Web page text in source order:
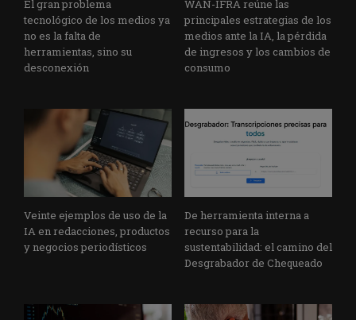
El gran problema
tecnológico de los medios ya
no es la falta de
herramientas, sino su
desconexión
WAN-IFRA reúne las
principales estrategias de los
medios ante la IA, la pérdida
de ingresos y los cambios de
consumo
Veinte ejemplos de uso de la
IA en redacciones, productos
y negocios periodísticos
De herramienta interna a
recurso para la
sustentabilidad: el camino del
Desgrabador de Chequeado